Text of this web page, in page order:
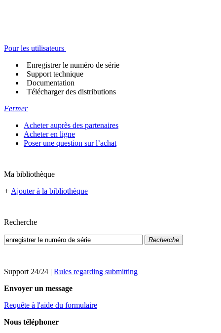
Pour les utilisateurs
Enregistrer le numéro de série
Support technique
Documentation
Télécharger des distributions
Fermer
Acheter auprès des partenaires
Acheter en ligne
Poser une question sur l’achat
Ma bibliothèque
+ Ajouter à la bibliothèque
Recherche
Recherche
Support 24/24 | Rules regarding submitting
Envoyer un message
Requête à l'aide du formulaire
Nous téléphoner